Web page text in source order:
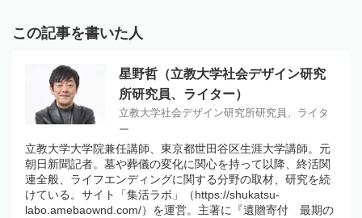
この記事を書いた人
星野哲（立教大学社会デザイン研究
所研究員、ライター）
立教大学社会デザイン研究所研究員、ライタ
ー
立教大学大学院兼任講師、東京都世田谷区生涯大学講師。元
朝日新聞記者。墓や葬儀の変化に関心を持って以降、終活関
連全般、ライフエンディングに関する分野の取材、研究を続
けている。サイト「集活ラボ」（https://shukatsu-
labo.amebaownd.com/）を運営。主著に『遺贈寄付 最期の